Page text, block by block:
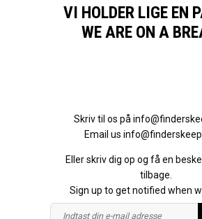
VI HOLDER LIGE EN
WE ARE ON A
Skriv til os på
Email us
Eller skriv dig op og få en
tilbage.
Sign up to get notified when